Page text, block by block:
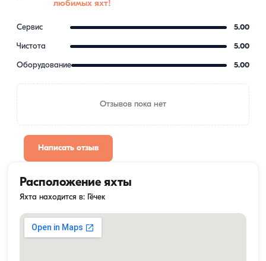
любимых яхт!
Сервис 5.00
Чистота 5.00
Оборудование 5.00
Отзывов пока нет
Написать отзыв
Расположение яхты
Яхта находится в: Гёчек